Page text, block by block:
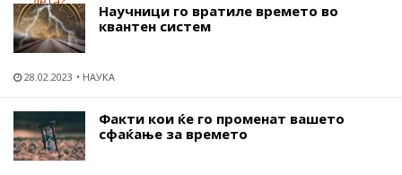
Научници го вратиле времето во
квантен систем
28.02.2023 НАУКА
Факти кои ќе го променат вашето
сфаќање за времето